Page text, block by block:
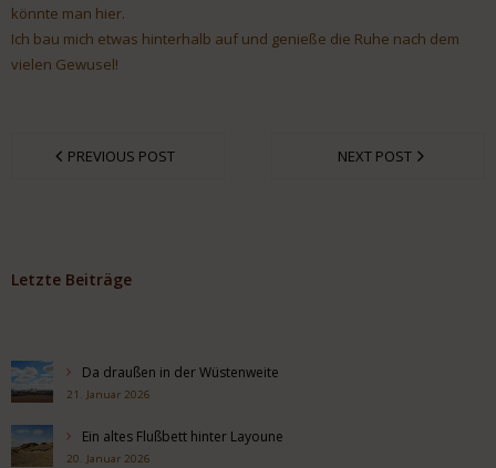
könnte man hier.
Ich bau mich etwas hinterhalb auf und genieße die Ruhe nach dem
vielen Gewusel!
PREVIOUS POST NEXT POST
Letzte Beiträge
Da draußen in der Wüstenweite
21. Januar 2026
Ein altes Flußbett hinter Layoune
20. Januar 2026